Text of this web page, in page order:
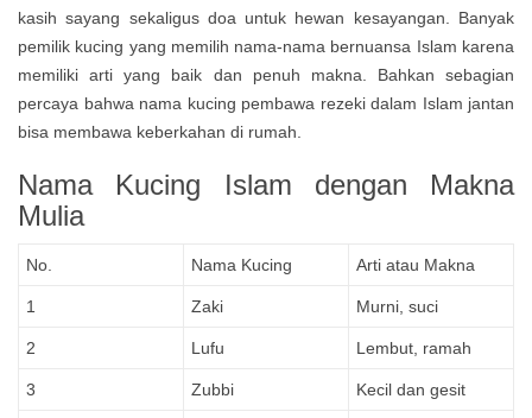
kasih sayang sekaligus doa untuk hewan kesayangan. Banyak
pemilik kucing yang memilih nama-nama bernuansa Islam karena
memiliki arti yang baik dan penuh makna. Bahkan sebagian
percaya bahwa nama kucing pembawa rezeki dalam Islam jantan
bisa membawa keberkahan di rumah.
Nama Kucing Islam dengan Makna
Mulia
No. Nama Kucing Arti atau Makna
1 Zaki Murni, suci
2 Lufu Lembut, ramah
3 Zubbi Kecil dan gesit